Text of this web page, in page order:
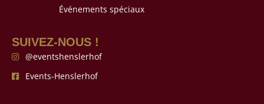
Événements spéciaux
SUIVEZ-NOUS !
@eventshenslerhof
Events-Henslerhof